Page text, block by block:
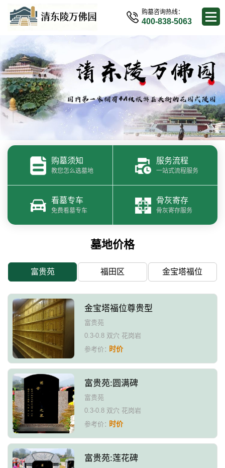
购墓咨询热线：
400-838-5063
购墓须知
教您怎么选墓地
服务流程
一站式流程服务
看墓专车
免费看墓专车
骨灰寄存
骨灰寄存服务
墓地价格
富贵苑 福田区 金宝塔福位
金宝塔福位尊贵型
富贵苑
0.3-0.8 双穴 花岗岩
参考价：时价
富贵苑:圆满碑
富贵苑
0.3-0.8 双穴 花岗岩
参考价：时价
富贵苑:莲花碑